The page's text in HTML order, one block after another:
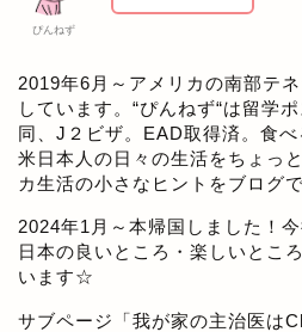
ぴんねず
2019年6月～アメリカの南部テ
しています。“ぴんねず“は留学
同、J２ビザ。EAD取得済。食
米日本人の日々の生活をちょっ
カ生活の小さなヒントをブログ
2024年1月～本帰国しました！
日本の良いところ・楽しいとこ
います☆
サブページ「我が家の主治医は